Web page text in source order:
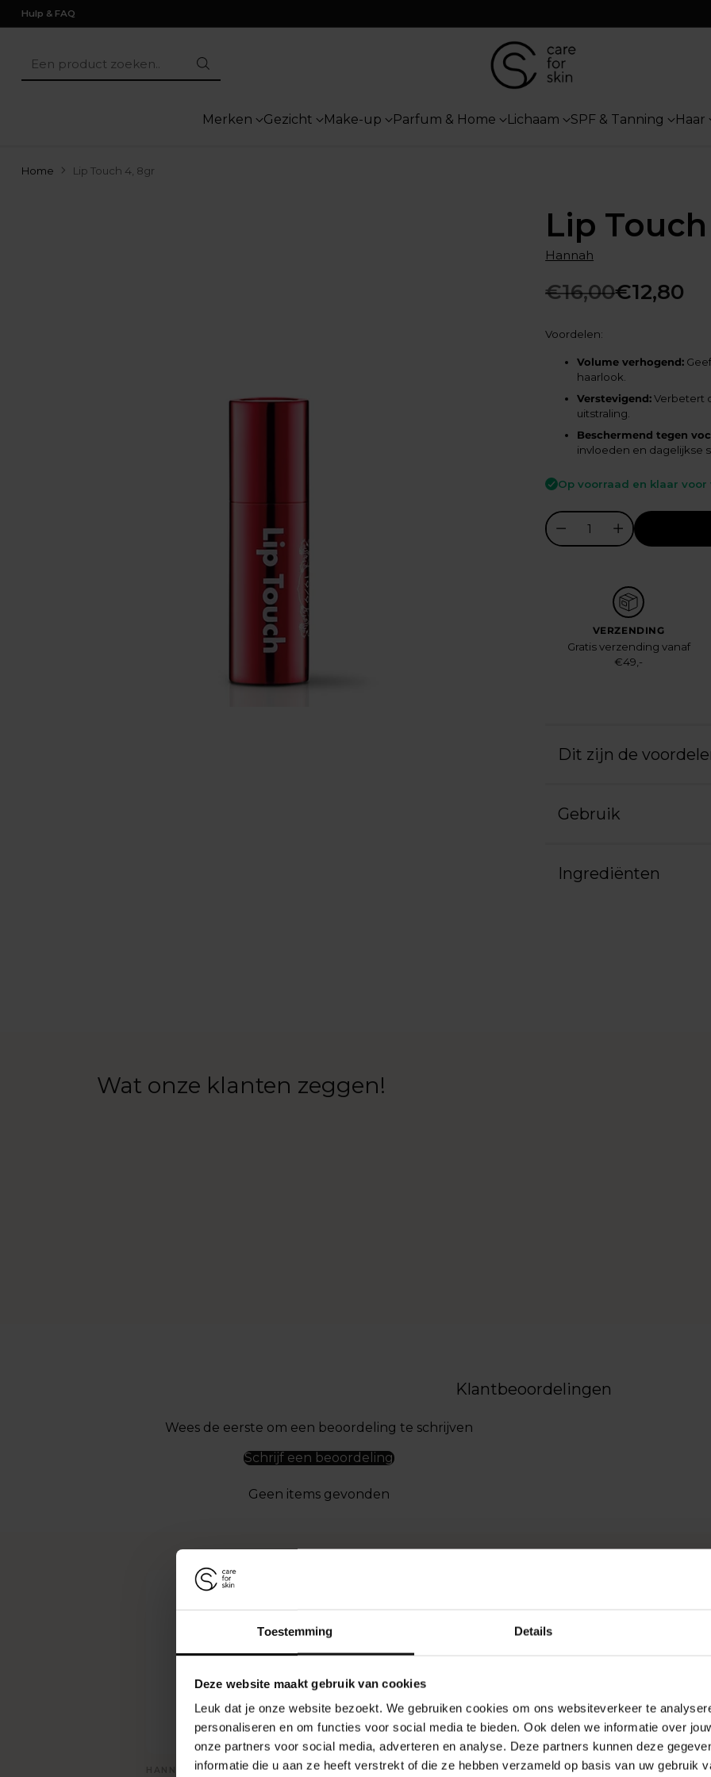
Toestemming Details
Deze website maakt gebruik van cookies
Leuk dat je onze website bezoekt. We gebruiken cookies om ons websiteverkeer te
personaliseren en om functies voor social media te bieden. Ook delen we informatie over
onze partners voor social media, adverteren en analyse. Deze partners kunnen deze
informatie die u aan ze heeft verstrekt of die ze hebben verzameld op basis van uw gebruik
Hulp & FAQ
Een product zoeken..
Merken Gezicht Make-up Parfum & Home Lichaam SPF & Tanning Haar
Home Lip Touch 4, 8gr
Lip
Hannah
Normale
prijs
€16,00€12,80
Voordelen:
Volume verhogend:
haarlook.
Verstevigend:Verbetert
uitstraling.
Beschermend tegen
invloeden en dagelijkse
Op voorraad en klaar
VERZENDING
Gratis verzending vanaf
€49,-
Dit zijn de
Gebruik
Ingrediënten
Wat onze klanten zeggen!
Klantbeoordelingen
Wees de eerste om een beoordeling te schrijven
Schrijf een beoordeling
Geen items gevonden
Waarvoor is de Hannah Lip Touch bedoeld?
Hannah Lip Touch hydrateert, verzacht en beschermt de lippen
Hoe gebruik ik Hannah Lip Touch?
Breng aan op de lippen zo vaak als gewenst. Gebruik overdag
s avonds als intensieve behandeling.
Geeft Hannah Lip Touch ook een lichte kleur of gloss?